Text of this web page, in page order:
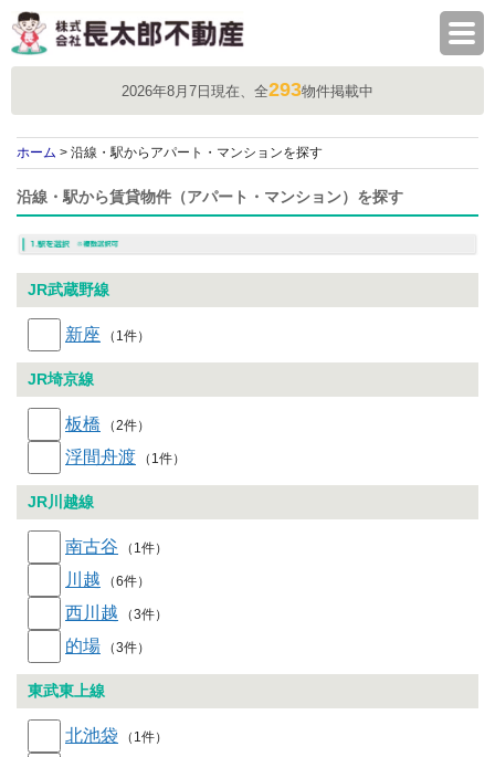
2026年8月7日現在、全293物件掲載中
ホーム > 沿線・駅からアパート・マンションを探す
沿線・駅から賃貸物件（アパート・マンション）を探す
JR武蔵野線
新座 （1件）
JR埼京線
板橋 （2件）
浮間舟渡 （1件）
JR川越線
南古谷 （1件）
川越 （6件）
西川越 （3件）
的場 （3件）
東武東上線
北池袋 （1件）